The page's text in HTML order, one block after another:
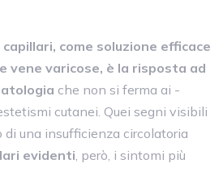
come soluzione efficace
vene varicose, è la risposta ad
che non si ferma ai -
cutanei. Quei segni visibili
una insufficienza circolatoria
evidenti , però, i sintomi più